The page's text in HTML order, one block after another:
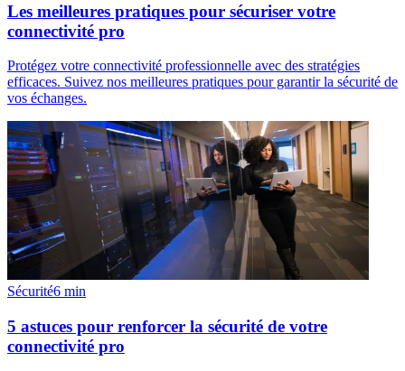
Les meilleures pratiques pour sécuriser votre
connectivité pro
Protégez votre connectivité professionnelle avec des stratégies
efficaces. Suivez nos meilleures pratiques pour garantir la sécurité de
vos échanges.
Sécurité6 min
5 astuces pour renforcer la sécurité de votre
connectivité pro